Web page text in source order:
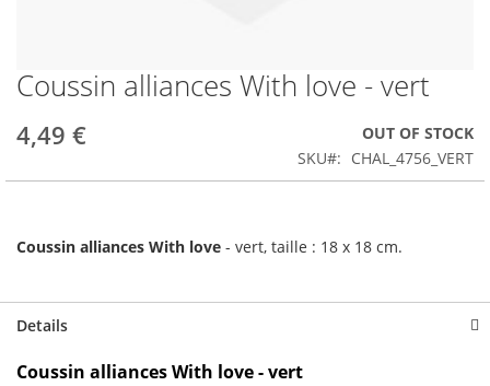
Skip
to
the
beginning
Coussin alliances With love - vert
4,49 €
OUT OF STOCK
SKU
CHAL_4756_VERT
Coussin alliances With love - vert, taille : 18 x 18 cm.
Details
Coussin alliances With love - vert